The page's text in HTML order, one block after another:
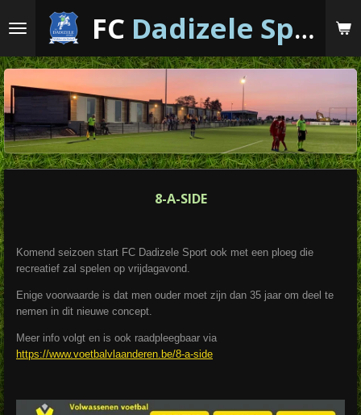
direct
de
FC Dadizele Sport
8-A-SIDE
Komend seizoen start FC Dadizele Sport ook met een ploeg die
recreatief zal spelen op vrijdagavond.
Enige voorwaarde is dat men ouder moet zijn dan 35 jaar om deel te
nemen in dit nieuwe concept.
Meer info volgt en is ook raadpleegbaar via
https://www.voetbalvlaanderen.be/8-a-side